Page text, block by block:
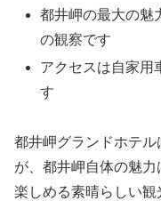
都井岬の最大の魅
の観察です
アクセスは自家用
す
都井岬グランドホテ
が、都井岬自体の魅
楽しめる素晴らしい観